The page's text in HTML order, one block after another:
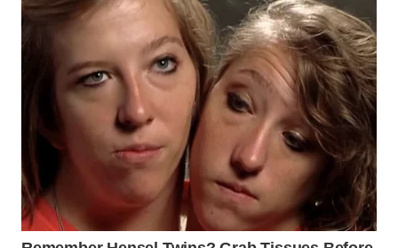
WN
DEPOK
TAPANULI
UTARA
SAMOSIR
WN
PADANG